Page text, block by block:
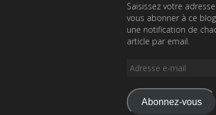
Saisissez votre
vous abonner à ce
une notification de
article par email.
Adresse
mail
Abonnez-vous